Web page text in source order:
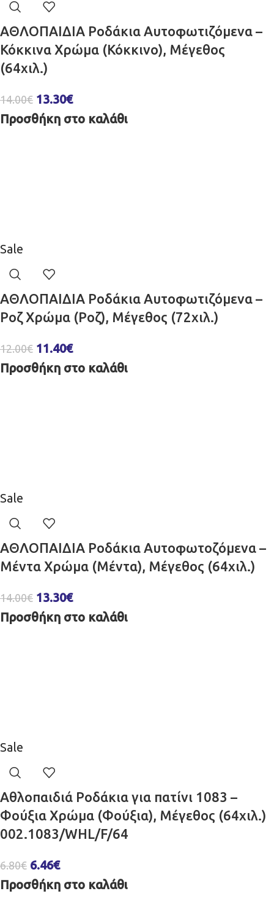
ΑΘΛΟΠΑΙΔΙΑ Ροδάκια Αυτοφωτιζόμενα –
Κόκκινα Χρώμα (Κόκκινο), Μέγεθος
(64χιλ.)
14.00€ 13.30€
Προσθήκη στο καλάθι
Sale
ΑΘΛΟΠΑΙΔΙΑ Ροδάκια Αυτοφωτιζόμενα –
Ροζ Χρώμα (Ροζ), Μέγεθος (72χιλ.)
12.00€ 11.40€
Προσθήκη στο καλάθι
Sale
ΑΘΛΟΠΑΙΔΙΑ Ροδάκια Αυτοφωτοζόμενα –
Μέντα Χρώμα (Μέντα), Μέγεθος (64χιλ.)
14.00€ 13.30€
Προσθήκη στο καλάθι
Sale
Αθλοπαιδιά Ροδάκια για πατίνι 1083 –
Φούξια Χρώμα (Φούξια), Μέγεθος (64χιλ.)
002.1083/WHL/F/64
6.80€ 6.46€
Προσθήκη στο καλάθι